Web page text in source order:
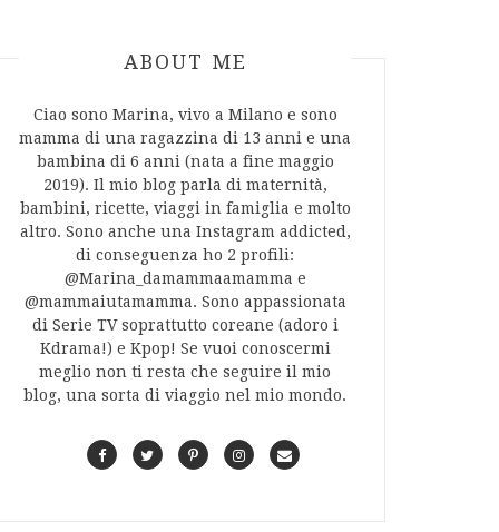
ABOUT AUTHOR
ABOUT ME
Ciao sono Marina, vivo a Milano e sono
mamma di una ragazzina di 13 anni e una
bambina di 6 anni (nata a fine maggio
2019). Il mio blog parla di maternità,
bambini, ricette, viaggi in famiglia e molto
altro. Sono anche una Instagram addicted,
di conseguenza ho 2 profili:
@Marina_damammaamamma e
@mammaiutamamma. Sono appassionata
di Serie TV soprattutto coreane (adoro i
Kdrama!) e Kpop! Se vuoi conoscermi
meglio non ti resta che seguire il mio
blog, una sorta di viaggio nel mio mondo.
F
T
P
I
C